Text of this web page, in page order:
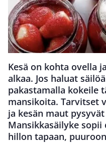
Kesä on kohta ovella
alkaa. Jos haluat
pakastamalla kokeile
mansikoita. Tarvitset
ja kesän maut
Mansikkasäilyke
hillon tapaan,